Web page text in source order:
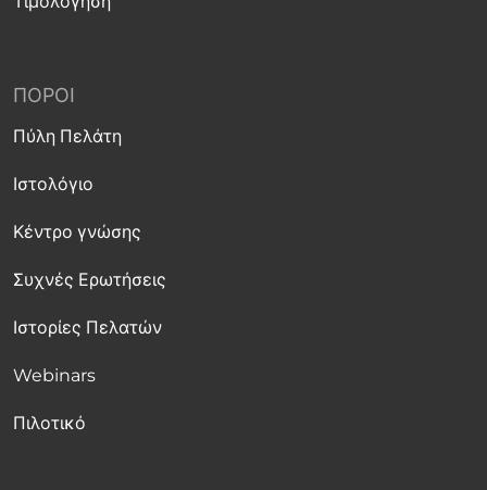
ΠΌΡΟΙ
Πύλη Πελάτη
Ιστολόγιο
Κέντρο γνώσης
Συχνές Ερωτήσεις
Ιστορίες Πελατών
Webinars
Πιλοτικό